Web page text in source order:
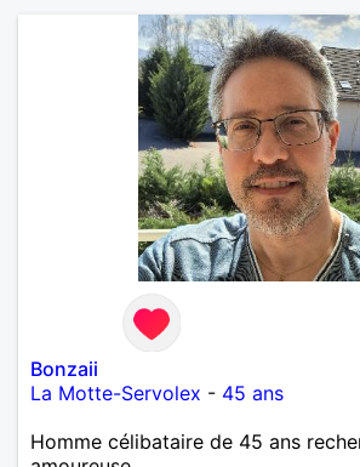
Bonzaii
La Motte-Servolex - 45 ans
Homme célibataire de 45 ans